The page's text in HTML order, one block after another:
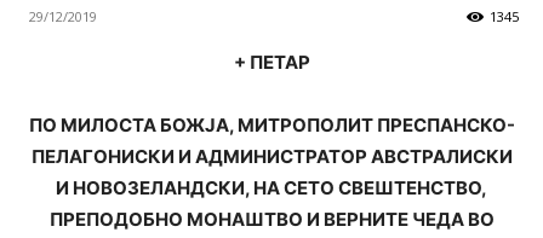
29/12/2019 1345
+ ПЕТАР
ПО МИЛОСТА БОЖЈА, МИТРОПОЛИТ ПРЕСПАНСКО-
ПЕЛАГОНИСКИ И АДМИНИСТРАТОР АВСТРАЛИСКИ
И НОВОЗЕЛАНДСКИ, НА СЕТО СВЕШТЕНСТВО,
ПРЕПОДОБНО МОНАШТВО И ВЕРНИТЕ ЧЕДА ВО